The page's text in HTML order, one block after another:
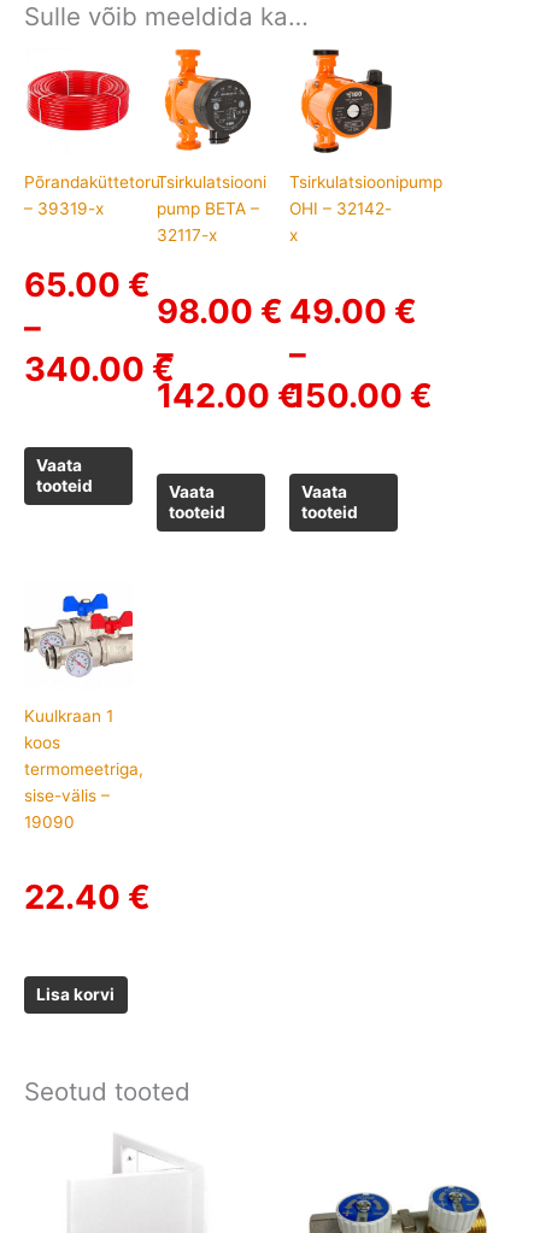
Sulle võib meeldida ka…
Põrandaküttetoru
– 39319-x
65.00 €
–
340.00 €
Price
range:
through
340.00 €
Vaata
tooteid
Tsirkulatsiooni
pump BETA –
32117-x
98.00 €
–
142.00 €
Price
range:
98.00 €
through
142.00 €
Vaata
tooteid
Tsirkulatsioonipump
OHI – 32142-
x
49.00 €
–
150.00 €
Price
range:
49.00 €
through
150.00 €
Vaata
tooteid
Kuulkraan 1
koos
termomeetriga,
sise-välis –
19090
22.40 €
Lisa korvi
Seotud tooted
Price
range:
range: